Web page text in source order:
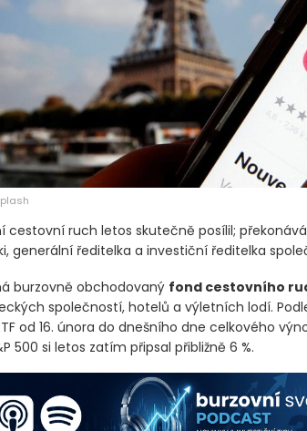
cestovní ruch letos skutečně posílil;
generální ředitelka a investiční ředitelka
burzovně obchodovaný fond cestovního
společností, hotelů a výletních lodí.
od 16. února do dnešního dne celkového
500 si letos zatím připsal přibližně 6 %.